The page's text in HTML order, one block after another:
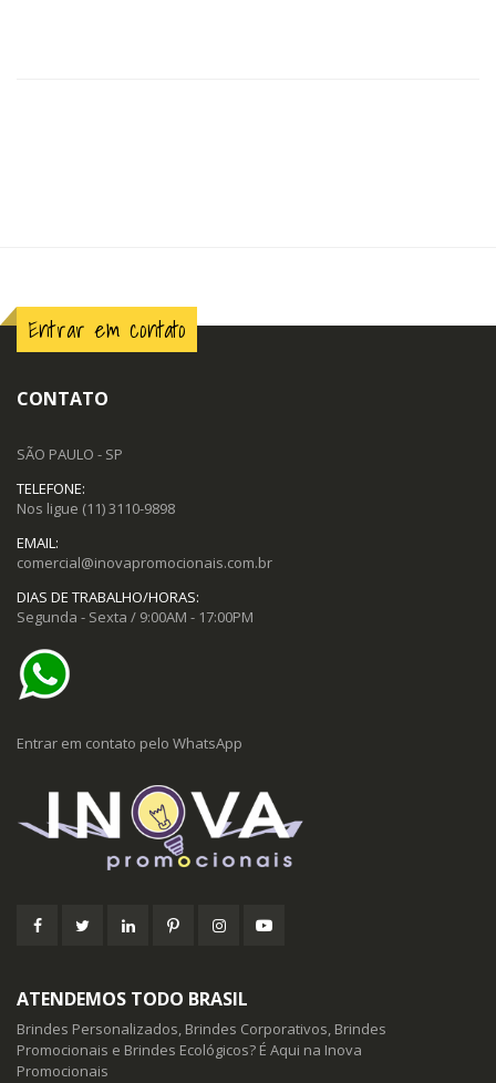
Entrar em contato
CONTATO
SÃO PAULO - SP
TELEFONE:
Nos ligue (11) 3110-9898
EMAIL:
comercial@inovapromocionais.com.br
DIAS DE TRABALHO/HORAS:
Segunda - Sexta / 9:00AM - 17:00PM
Entrar em contato pelo WhatsApp
ATENDEMOS TODO BRASIL
Brindes Personalizados, Brindes Corporativos, Brindes
Promocionais e Brindes Ecológicos? É Aqui na Inova
Promocionais